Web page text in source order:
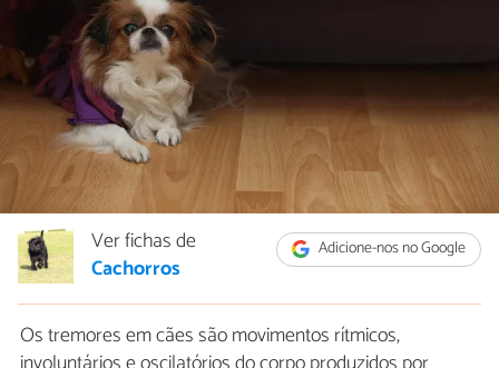
Adicione-nos no Google
Ver fichas de
Cachorros
Os tremores em cães são movimentos rítmicos,